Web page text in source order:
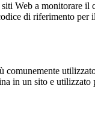
Web a monitorare il
di riferimento
in un sito e